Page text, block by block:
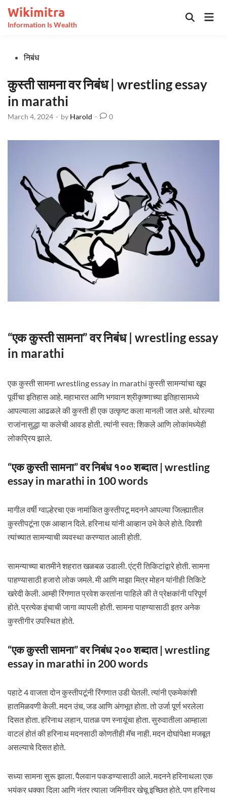
content
Wikimitra
Information Is Wealth
Open
Postedनिबंध
कुस्ती सामना वर निबंध | wrestling essay
in marathi
March 4, 2024 - by Harold - 0
“एक कुस्ती सामना” वर निबंध | wrestling essay
in marathi
एक कुस्ती सामना wrestling essay in marathi कुस्ती सामन्यांचा खूप
पूर्वीचा इतिहास आहे. महाभारत आणि भगवान श्रीकृष्णाच्या इतिहासामध्ये
आपल्याला आढळले की कुस्ती ही एक उत्कृष्ट कला मानली जात असे. थोरल्या
राजांनासुद्धा या कलेची आवड होती. त्यांनी स्वत: शिकले आणि लोकांमध्येही
लोकप्रिय झाले.
“एक कुस्ती सामना” वर निबंध १०० शब्दात | wrestling
essay in marathi in 100 words
मागील वर्षी ग्वाल्हेरचा एक नामांकित कुस्तीपटू मदनने आपल्या जिल्ह्यातील
कुस्तीपटूंना एक आव्हान दिले. हरिनाथ यांनी आव्हान उभे केले होते. दिवशी
त्यांच्यात सामन्याची व्यवस्था करण्यात आली होती.
सामन्याच्या बातमीने शहरात खळबळ उडाली. एंट्री तिकिटांद्वारे होती. सामना
पाहण्यासाठी हजारो लोक जमले. मी आणि माझा मित्र मोहन यांनीही तिकिटे
खरेदी केली. आम्ही रिंगणात प्रवेश करतांना पाहिले की ते प्रेक्षकांनी परिपूर्ण
होते. प्रत्येक इंचाची जागा व्यापली होती. सामना पाहण्यासाठी इतर अनेक
कुस्तीगीर उपस्थित होते.
“एक कुस्ती सामना” वर निबंध २०० शब्दात | wrestling
essay in marathi in 200 words
पहाटे 4 वाजता दोन कुस्तीपटूंनी रिंगणात उडी घेतली. त्यांनी एकमेकांशी
हातमिळवणी केली. मदन उंच, जड आणि अंगभूत होता. तो उर्जा पूर्ण भरलेला
दिसत होता. हरिनाथ लहान, पातळ पण स्नायूंचा होता. सुरुवातीला आम्हाला
वाटलं होतं की हरिनाथ मदनसाठी कोणतीही मॅच नाही. मदन दोघांपेक्षा मजबूत
असल्याचे दिसत होते.
सध्या सामना सुरू झाला. पैलवान पकडण्यासाठी आले. मदनने हरिनाथला एक
भयंकर धक्का दिला आणि नंतर त्याला जमिनीवर खेचू इच्छित होते. पण हरिनाथ